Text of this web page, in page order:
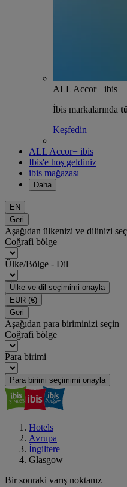
ALL Accor+ ibis
İbis markalarında
Keşfedin
ALL Accor+ ibis
Ibis'e hoş geldiniz
ibis mağazası
Daha
EN
Geri
Aşağıdan ülkenizi ve dilinizi
Coğrafi bölge
Ülke/Bölge - Dil
Ülke ve dil seçimimi onayla
EUR (€)
Geri
Aşağıdan para biriminizi seçin
Coğrafi bölge
Para birimi
Para birimi seçimimi onayla
Hotels
Avrupa
İngiltere
Glasgow
Bir sonraki varış noktanız